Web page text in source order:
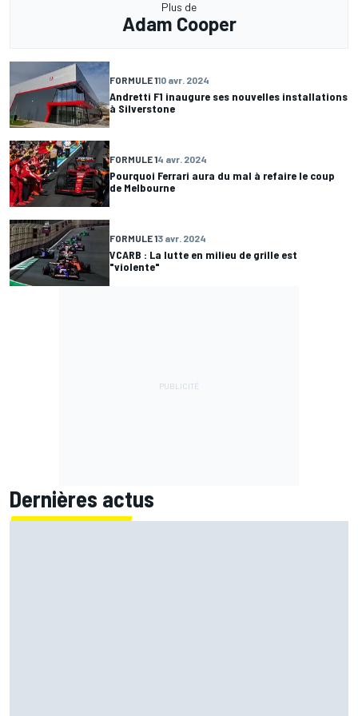
Plus de
Adam Cooper
FORMULE 110 avr. 2024
Andretti F1 inaugure ses nouvelles installations
à Silverstone
FORMULE 14 avr. 2024
Pourquoi Ferrari aura du mal à refaire le coup
de Melbourne
FORMULE 13 avr. 2024
VCARB : La lutte en milieu de grille est
"violente"
Dernières actus